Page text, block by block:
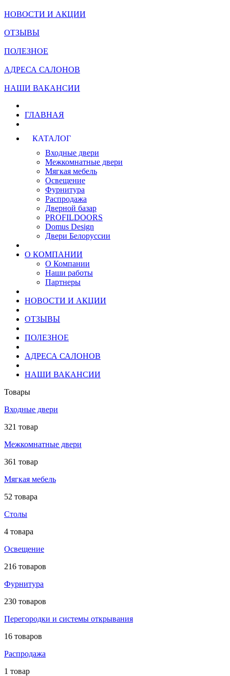
НОВОСТИ И АКЦИИ
ОТЗЫВЫ
ПОЛЕЗНОЕ
АДРЕСА САЛОНОВ
НАШИ ВАКАНСИИ
ГЛАВНАЯ
КАТАЛОГ
Входные двери
Межкомнатные двери
Мягкая мебель
Освещение
Фурнитура
Распродажа
Дверной базар
PROFILDOORS
Domus Design
Двери Белоруссии
О КОМПАНИИ
О Компании
Наши работы
Партнеры
НОВОСТИ И АКЦИИ
ОТЗЫВЫ
ПОЛЕЗНОЕ
АДРЕСА САЛОНОВ
НАШИ ВАКАНСИИ
Товары
Входные двери
321 товар
Межкомнатные двери
361 товар
Мягкая мебель
52 товара
Столы
4 товара
Освещение
216 товаров
Фурнитура
230 товаров
Перегородки и системы открывания
16 товаров
Распродажа
1 товар